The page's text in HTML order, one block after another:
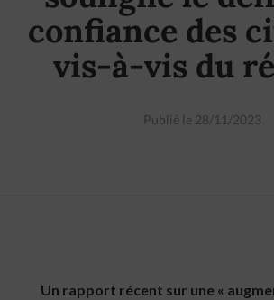
confiance des
vis-à-vis du
Publié le 28/11/2023
Un rapport récent sur une «